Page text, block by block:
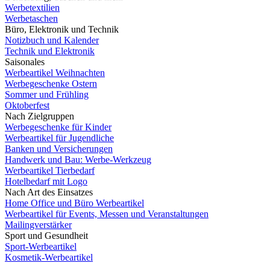
Werbetextilien
Werbetaschen
Büro, Elektronik und Technik
Notizbuch und Kalender
Technik und Elektronik
Saisonales
Werbeartikel Weihnachten
Werbegeschenke Ostern
Sommer und Frühling
Oktoberfest
Nach Zielgruppen
Werbegeschenke für Kinder
Werbeartikel für Jugendliche
Banken und Versicherungen
Handwerk und Bau: Werbe-Werkzeug
Werbeartikel Tierbedarf
Hotelbedarf mit Logo
Nach Art des Einsatzes
Home Office und Büro Werbeartikel
Werbeartikel für Events, Messen und Veranstaltungen
Mailingverstärker
Sport und Gesundheit
Sport-Werbeartikel
Kosmetik-Werbeartikel